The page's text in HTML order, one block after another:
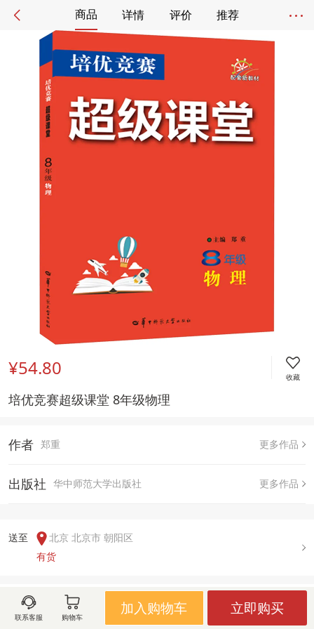
商品 详情 评价 推荐
¥54.80 收藏
培优竞赛超级课堂 8年级物理
作者 郑重 更多作品
出版社 华中师范大学出版社 更多作品
送至
北京 北京市 朝阳区
有货
用户评论(
联系客服 购物车
加入购物车 立即购买